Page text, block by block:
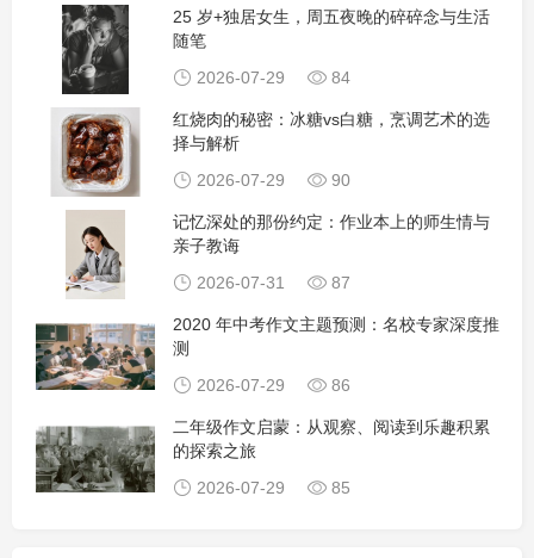
25 岁+独居女生，周五夜晚的碎碎念与生活
随笔
2026-07-29
84
红烧肉的秘密：冰糖vs白糖，烹调艺术的选
择与解析
2026-07-29
90
记忆深处的那份约定：作业本上的师生情与
亲子教诲
2026-07-31
87
2020 年中考作文主题预测：名校专家深度推
测
2026-07-29
86
二年级作文启蒙：从观察、阅读到乐趣积累
的探索之旅
2026-07-29
85